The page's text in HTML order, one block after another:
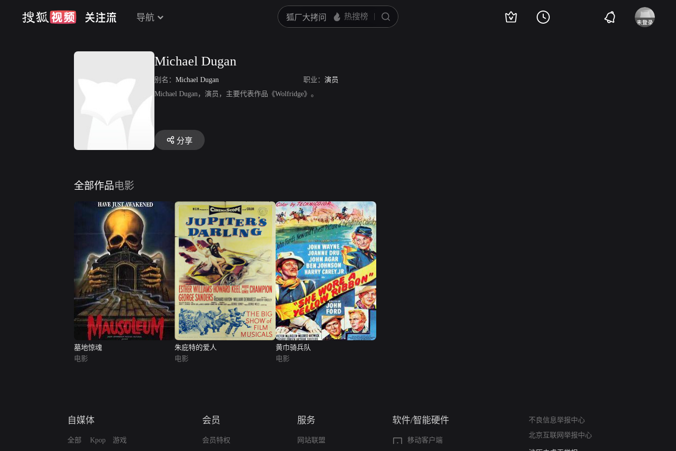
导航
Michael Dugan
别名： Michael Dugan 职业： 演员
Michael Dugan，演员，主要代表作品《Wolfridge》。
分享
全部作品电影
墓地惊魂
电影
朱庇特的爱人
电影
黄巾骑兵队
电影
自媒体
全部 Kpop 游戏
会员
会员特权
服务
网站联盟
软件/智能硬件
移动客户端
不良信息举报中心
北京互联网举报中心
亚运会举报专区